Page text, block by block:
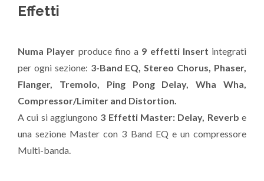
Effetti
Numa Player produce fino a 9 effetti Insert integrati
per ogni sezione: 3-Band EQ, Stereo Chorus, Phaser,
Flanger, Tremolo, Ping Pong Delay, Wha Wha,
Compressor/Limiter and Distortion.
A cui si aggiungono 3 Effetti Master: Delay, Reverb e
una sezione Master con 3 Band EQ e un compressore
Multi-banda.